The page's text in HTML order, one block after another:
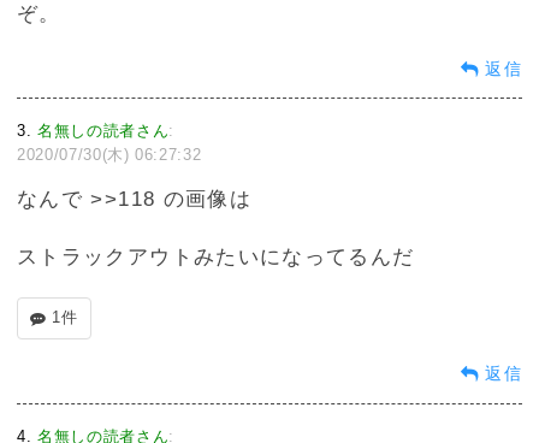
ぞ。
返信
3 名無しの読者さん:
2020/07/30(木) 06:27:32
なんで >>118 の画像は
ストラックアウトみたいになってるんだ
1件
返信
4 名無しの読者さん: